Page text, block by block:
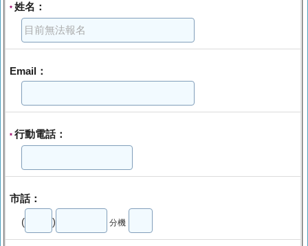
* 姓名：
Email：
* 行動電話：
市話：
( ) 分機